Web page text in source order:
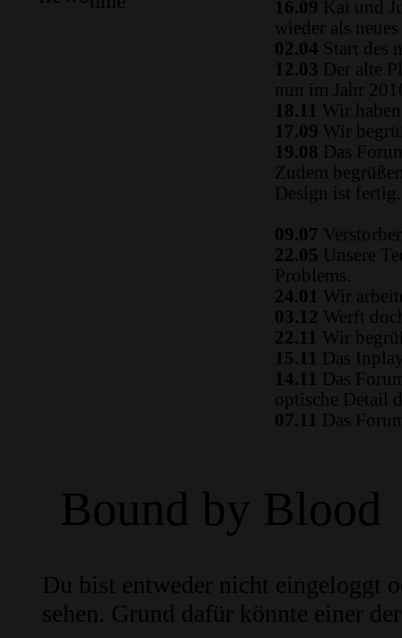
16.09 Kai und
wieder als
02.04 Start des
12.03 Der alte
nun im Jahr
18.11 Wir
17.09 Wir
19.08 Das
Zudem
Design ist fertig.
09.07
22.05 Unsere
Problems.
24.01 Wir
03.12 Werft
22.11 Wir
15.11 Das
14.11 Das
optische Detail
07.11 Das
Bound by Blood
Du bist entweder nicht eingeloggt
sehen. Grund dafür könnte einer